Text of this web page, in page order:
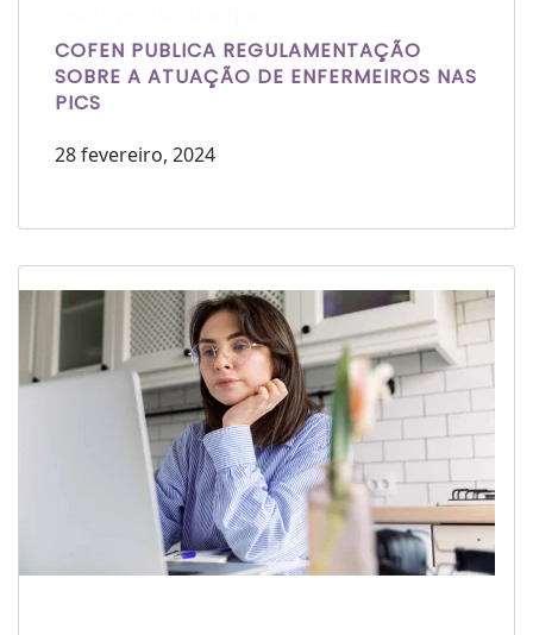
COFEN PUBLICA REGULAMENTAÇÃO
SOBRE A ATUAÇÃO DE ENFERMEIROS NAS
PICS
28 fevereiro, 2024